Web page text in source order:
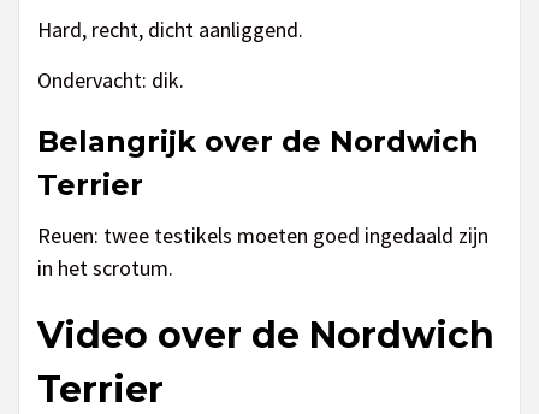
Hard, recht, dicht aanliggend.
Ondervacht: dik.
Belangrijk over de Nordwich
Terrier
Reuen: twee testikels moeten goed ingedaald zijn
in het scrotum.
Video over de Nordwich
Terrier